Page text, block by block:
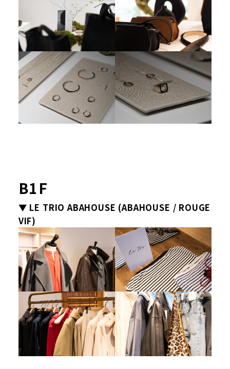
B1F
▼ LE TRIO ABAHOUSE (ABAHOUSE / ROUGE
VIF)